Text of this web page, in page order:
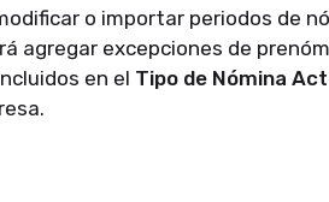
o importar periodos de
agregar excepciones de
en el Tipo de Nómina